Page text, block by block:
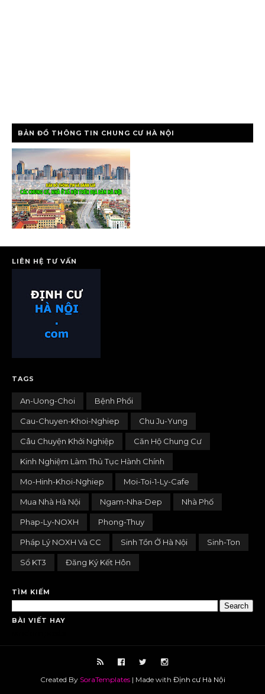
BẢN ĐỒ THÔNG TIN CHUNG CƯ HÀ NỘI
LIÊN HỆ TƯ VẤN
TAGS
An-Uong-Choi Bệnh Phổi
Cau-Chuyen-Khoi-Nghiep Chu Ju-Yung
Câu Chuyện Khởi Nghiệp Căn Hộ Chung Cư
Kinh Nghiệm Làm Thủ Tục Hành Chính
Mo-Hinh-Khoi-Nghiep Moi-Toi-1-Ly-Cafe
Mua Nhà Hà Nội Ngam-Nha-Dep Nhà Phố
Phap-Ly-NOXH Phong-Thuy
Pháp Lý NOXH Và CC Sinh Tồn Ở Hà Nội Sinh-Ton
Sổ KT3 Đăng Ký Kết Hôn
TÌM KIẾM
BÀI VIẾT HAY
Created By SoraTemplates| Made with Định cư Hà Nội